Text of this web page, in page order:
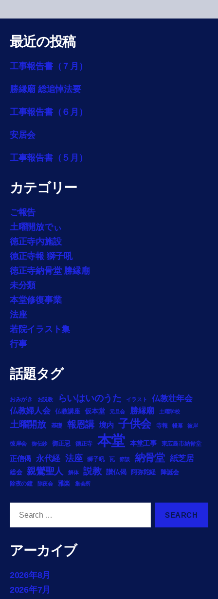
最近の投稿
工事報告書（７月）
勝縁廟 総追悼法要
工事報告書（６月）
安居会
工事報告書（５月）
カテゴリー
ご報告
土曜開放でぃ
徳正寺内施設
徳正寺報 獅子吼
徳正寺納骨堂 勝縁廟
未分類
本堂修復事業
法座
若院イラスト集
行事
話題タグ
おみがき お説教 らいはいのうた イラスト
仏教壮年会
仏教婦人会
仏教講座 仮本堂 元旦会 勝縁廟 土曜学校
土曜開放 基礎 報恩講 境内 子供会 寺報 幔幕 彼岸
彼岸会 御伝鈔 御正忌 徳正寺 本堂 本堂工事 東広島市納骨堂
正信偈 永代経 法座 獅子吼 瓦 節談 納骨堂 紙芝居
総会 親鸞聖人 解体 説教 讃仏偈 阿弥陀経 降誕会
除夜の鐘 除夜会 雅楽 集会所
アーカイブ
2026年8月
2026年7月